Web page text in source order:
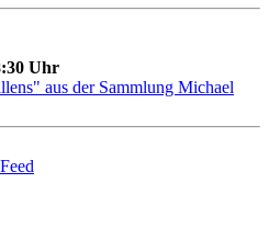
Uhr
aus der Sammlung Michael